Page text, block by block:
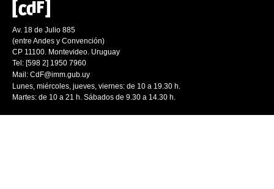
Av. 18 de Julio 885
(entre Andes y Convención)
CP 11100. Montevideo. Uruguay
Tel: [598 2] 1950 7960
Mail: CdF@imm.gub.uy
Lunes, miércoles, jueves, viernes: de 10 a 19.30 h.
Martes: de 10 a 21 h. Sábados de 9.30 a 14.30 h.